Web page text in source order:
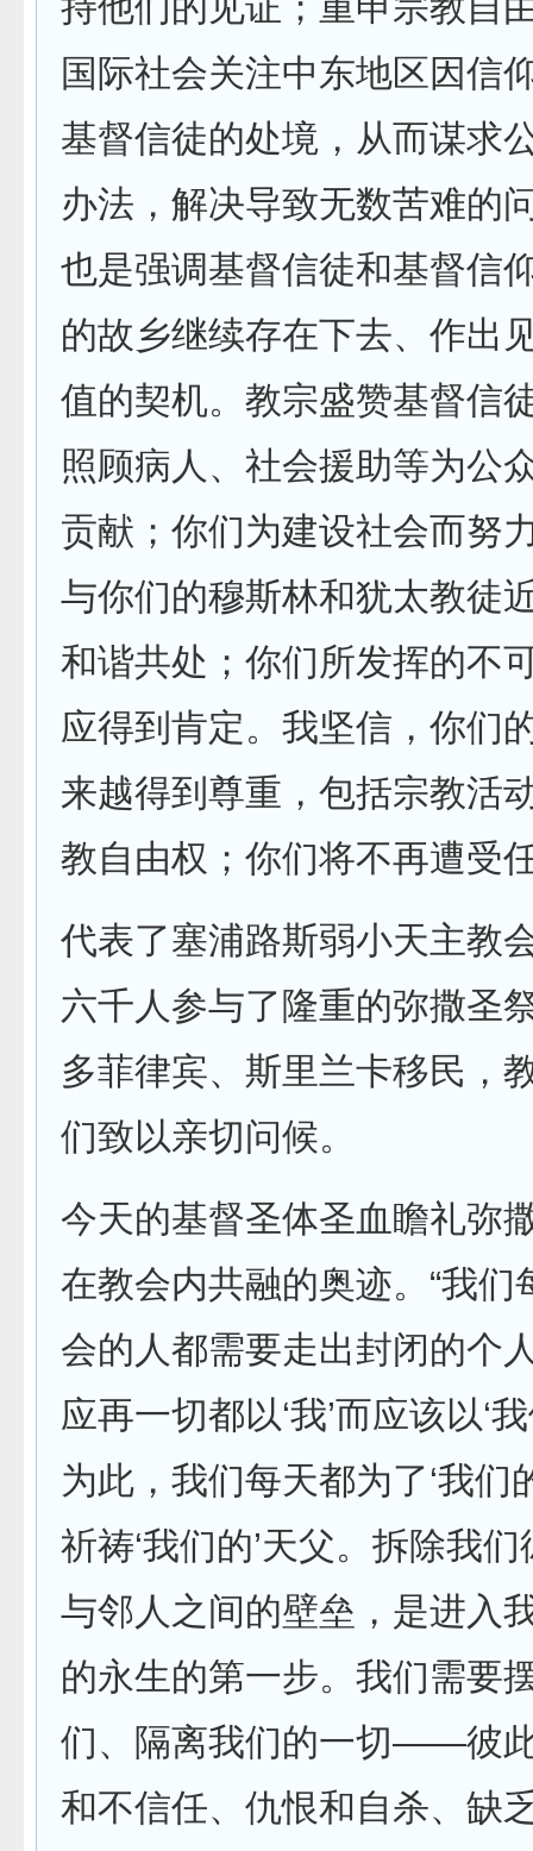
国际社会关注中东地区因信
基督信徒的处境，从而谋求
办法，解决导致无数苦难的
也是强调基督信徒和基督信
的故乡继续存在下去、作出
值的契机。教宗盛赞基督信
照顾病人、社会援助等为公
贡献；你们为建设社会而努
与你们的穆斯林和犹太教徒
和谐共处；你们所发挥的不
应得到肯定。我坚信，你们
来越得到尊重，包括宗教活
教自由权；你们将不再遭受
代表了塞浦路斯弱小天主教
六千人参与了隆重的弥撒圣
多菲律宾、斯里兰卡移民，
们致以亲切问候。
今天的基督圣体圣血瞻礼弥
在教会内共融的奥迹。“我们
会的人都需要走出封闭的个
应再一切都以‘我’而应该以‘
为此，我们每天都为了‘我们
祈祷‘我们的’天父。拆除我
与邻人之间的壁垒，是进入
的永生的第一步。我们需要
们、隔离我们的一切——彼
和不信任、仇恨和自杀、缺